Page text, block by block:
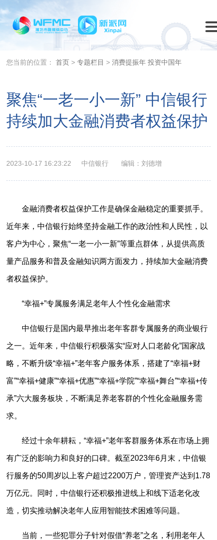
您当前的位置：首页 >专题栏目 >消费提振年 投资中国年
聚焦“一老一小一新” 中信银行
持续加大金融消费者权益保护
2023-10-17 16:23:22 中信银行 编辑：刘德增
金融消费者权益保护工作是确保金融稳定的重要抓手。
近年来，中信银行始终坚持金融工作的政治性和人民性，以
客户为中心，聚焦“一老一小一新”等重点群体，从提供高质
量产品服务和普及金融知识两方面发力，持续加大金融消费
者权益保护。
“幸福+”专属服务满足老年人个性化金融需求
中信银行是国内最早推出老年客群专属服务的商业银行
之一。近年来，中信银行积极落实“应对人口老龄化”国家战
略，不断升级“幸福+”老年客户服务体系，搭建了“幸福+财
富”“幸福+健康”“幸福+优惠”“幸福+学院”“幸福+舞台”“幸福+传
承”六大服务板块，不断满足养老客群的个性化金融服务需
求。
经过十余年耕耘，“幸福+”老年客群服务体系在市场上拥
有广泛的影响力和良好的口碑。截至2023年6月末，中信银
行服务的50周岁以上客户超过2200万户，管理资产达到1.78
万亿元。同时，中信银行还积极推进线上和线下适老化改
造，切实推动解决老年人应用智能技术困难等问题。
当前，一些犯罪分子针对假借“养老”之名，利用老年人